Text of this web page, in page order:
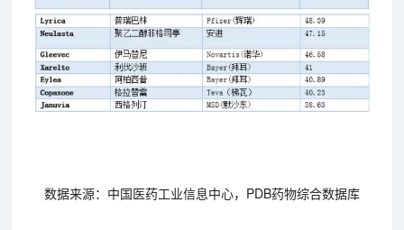
数据来源：中国医药工业信息中心，PDB药物综合数据库